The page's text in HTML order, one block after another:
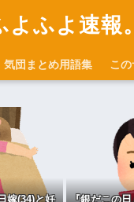
よふよ速報。
気団まとめ用語集 こ
嫁(34)と妊
『銀だこの